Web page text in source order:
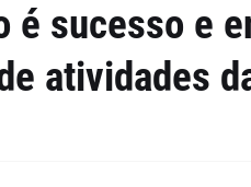
é sucesso e
atividades